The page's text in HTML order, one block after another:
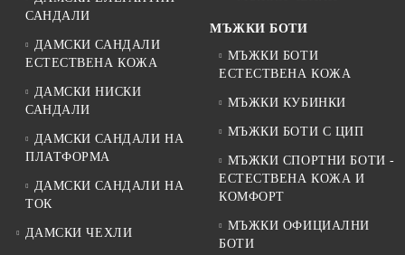
САНДАЛИ
ДАМСКИ САНДАЛИ
ЕСТЕСТВЕНА КОЖА
ДАМСКИ НИСКИ
САНДАЛИ
ДАМСКИ САНДАЛИ НА
ПЛАТФОРМА
ДАМСКИ САНДАЛИ НА
ТОК
ДАМСКИ ЧЕХЛИ
МЪЖКИ БОТИ
МЪЖКИ БОТИ
ЕСТЕСТВЕНА КОЖА
МЪЖКИ КУБИНКИ
МЪЖКИ БОТИ С ЦИП
МЪЖКИ СПОРТНИ БОТИ -
ЕСТЕСТВЕНА КОЖА И
КОМФОРТ
МЪЖКИ ОФИЦИАЛНИ
БОТИ